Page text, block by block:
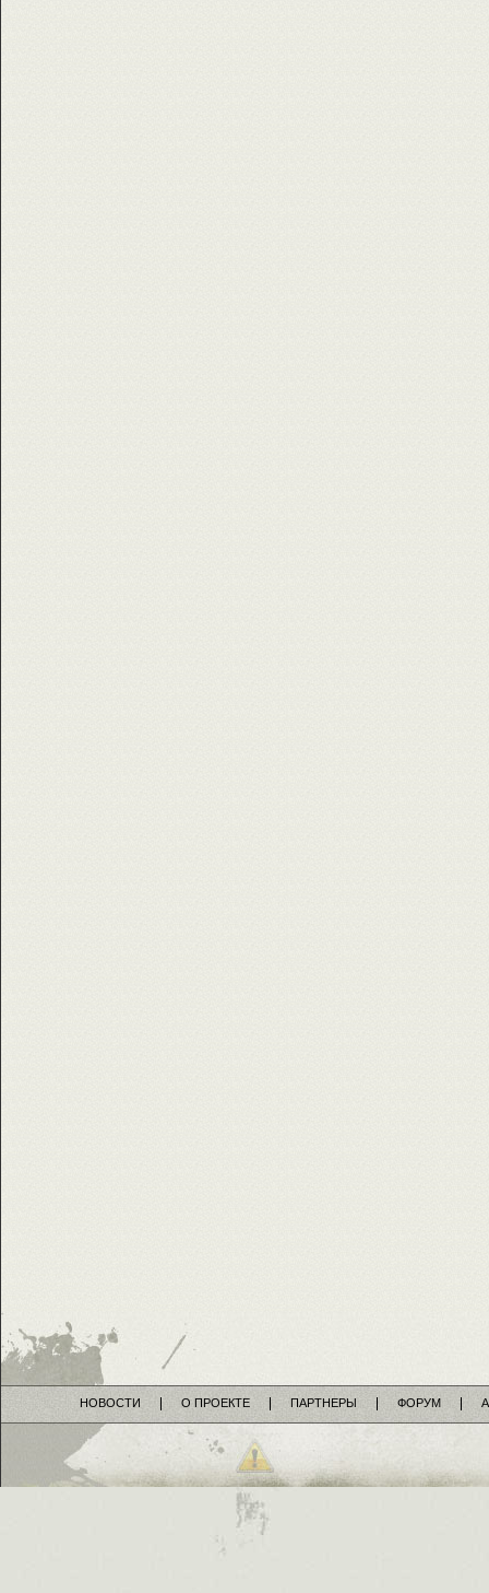
НОВОСТИ О ПРОЕКТЕ ПАРТНЕРЫ ФОРУМ